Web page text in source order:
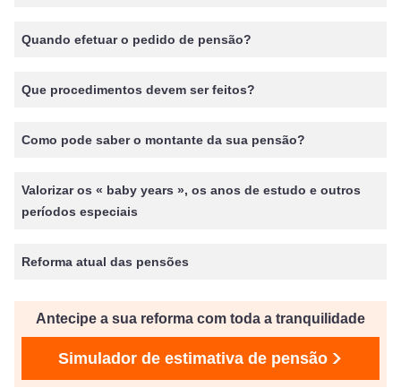
Quando efetuar o pedido de pensão?
Que procedimentos devem ser feitos?
Como pode saber o montante da sua pensão?
Valorizar os « baby years », os anos de estudo e outros
períodos especiais
Reforma atual das pensões
Antecipe a sua reforma com toda a tranquilidade
Simulador de estimativa de pensão